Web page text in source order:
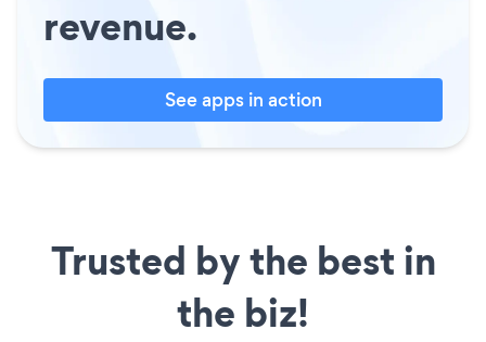
revenue.
See apps in action
Trusted by the best in
the biz!